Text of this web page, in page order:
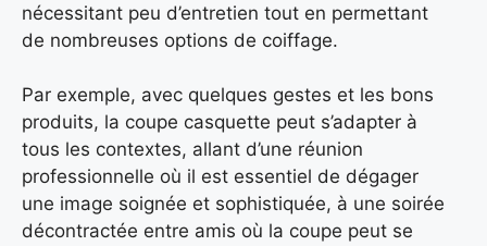
nécessitant peu d’entretien tout en permettant
de nombreuses options de coiffage.
Par exemple, avec quelques gestes et les bons
produits, la coupe casquette peut s’adapter à
tous les contextes, allant d’une réunion
professionnelle où il est essentiel de dégager
une image soignée et sophistiquée, à une soirée
décontractée entre amis où la coupe peut se